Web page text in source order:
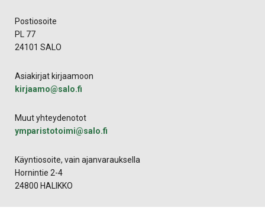
Postiosoite
PL 77
24101 SALO
Asiakirjat kirjaamoon
kirjaamo​@​salo.​fi
Muut yhteydenotot
ymparistotoimi@salo.fi
Käyntiosoite, vain ajanvarauksella
Hornintie 2-4
24800 HALIKKO